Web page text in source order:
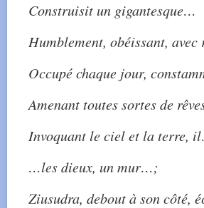
Construisit un gigantesque…
Humblement, obéissant,
Occupé chaque jour,
Amenant toutes sortes de
Invoquant le ciel et la terre,
…les dieux, un mur…;
Ziusudra, debout à son côté,